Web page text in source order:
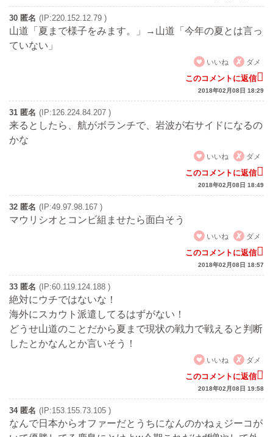
30 匿名 (IP:220.152.12.79 )
山道「夏まで様子をみます。」→山道「今年の夏とは言っ
ていない」
いいね
ダメ
このコメントに返信
2018年02月08日 18:29
31 匿名 (IP:126.224.84.207 )
来るとしたら、航がボランチで、岩波が右サイドになるの
かな
いいね
ダメ
このコメントに返信
2018年02月08日 18:49
32 匿名 (IP:49.97.98.167 )
マウリシオとコンビ組ませたら面白そう
いいね
ダメ
このコメントに返信
2018年02月08日 18:57
33 匿名 (IP:60.119.124.188 )
絶対にウチではないな！
海外にスカウト派遣してるはずがない！
どうせ山道のことだから夏まで現状の戦力で戦えると判断
したとかなんとか言いそう！
いいね
ダメ
このコメントに返信
2018年02月08日 19:58
34 匿名 (IP:153.155.73.105 )
なんで日本からオファーだとうちになんのかねぇジーコが